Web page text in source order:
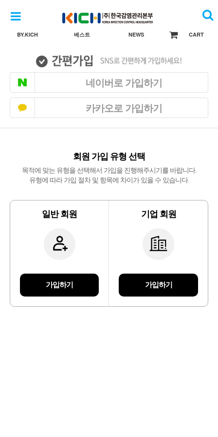
BY.KICH 베스트 NEWS CART
네이버로 가입하기
카카오로 가입하기
회원 가입 유형 선택
목적에 맞는 유형을 선택해서 가입을 진행해주시기를 바랍니다.
유형에 따라 가입 절차 및 항목에 차이가 있을 수 있습니다.
일반 회원
가입하기
기업 회원
가입하기